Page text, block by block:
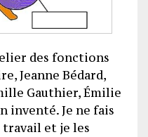
des fonctions
Jeanne Bédard,
Gauthier, Émilie
inventé. Je ne fais
et je les